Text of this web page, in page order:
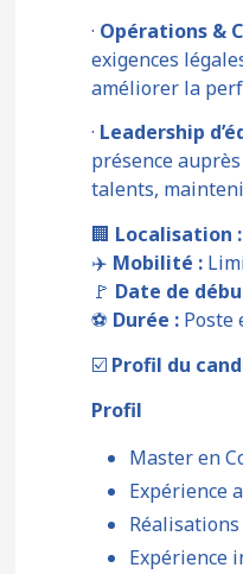
· Opérations &
exigences
améliorer la
· Leadership
présence
talents,
🏢 Localisation :
✈️ Mobilité :
🚩 Date de
⚽ Durée :Poste
☑️ Profil du
Profil
Master en
Expérience
Expérience